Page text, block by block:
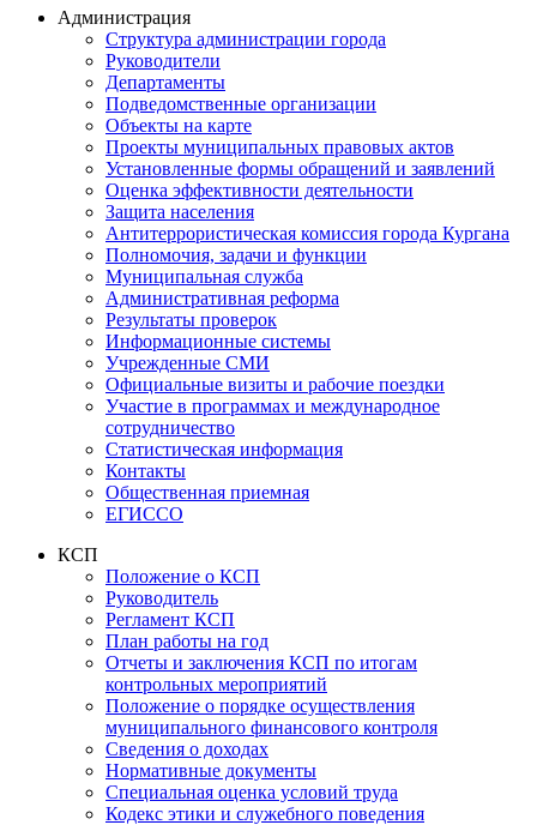
Администрация
Структура администрации города
Руководители
Департаменты
Подведомственные организации
Объекты на карте
Проекты муниципальных правовых актов
Установленные формы обращений и заявлений
Оценка эффективности деятельности
Защита населения
Антитеррористическая комиссия города Кургана
Полномочия, задачи и функции
Муниципальная служба
Административная реформа
Результаты проверок
Информационные системы
Учрежденные СМИ
Официальные визиты и рабочие поездки
Участие в программах и международное
сотрудничество
Статистическая информация
Контакты
Общественная приемная
ЕГИССО
КСП
Положение о КСП
Руководитель
Регламент КСП
План работы на год
Отчеты и заключения КСП по итогам
контрольных мероприятий
Положение о порядке осуществления
муниципального финансового контроля
Сведения о доходах
Нормативные документы
Специальная оценка условий труда
Кодекс этики и служебного поведения